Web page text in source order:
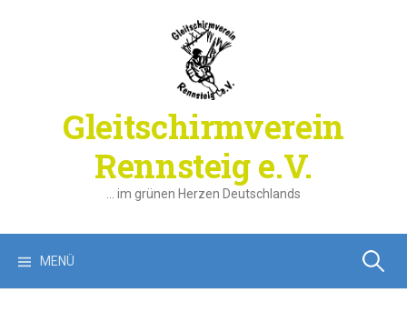
Gleitschirmverein
Rennsteig e.V.
… im grünen Herzen Deutschlands
MENÜ Suchen